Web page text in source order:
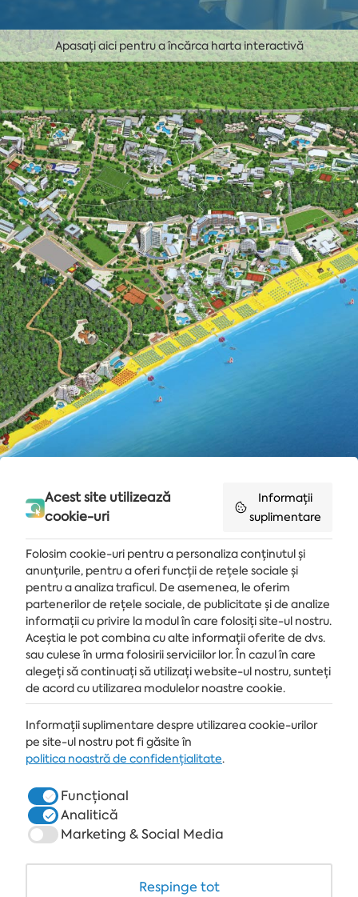
Apasați aici pentru a încărca harta interactivă
Primește ultimele știri și oferte livrate direct în căsuța de e-mail
MĂ ABONEZ
STAȚIUNE
ALBENA.BG
Acest site utilizează
cookie-uri
Informații
suplimentare
Folosim cookie-uri pentru a personaliza conținutul și
anunțurile, pentru a oferi funcții de rețele sociale și
pentru a analiza traficul. De asemenea, le oferim
partenerilor de rețele sociale, de publicitate și de analize
informații cu privire la modul în care folosiți site-ul nostru.
Aceștia le pot combina cu alte informații oferite de dvs.
sau culese în urma folosirii serviciilor lor. În cazul în care
alegeți să continuați să utilizați website-ul nostru, sunteți
de acord cu utilizarea modulelor noastre cookie.
Informații suplimentare despre utilizarea cookie-urilor
pe site-ul nostru pot fi găsite în
politica noastră de confidențialitate.
Funcțional
Analitică
Marketing & Social Media
Respinge tot